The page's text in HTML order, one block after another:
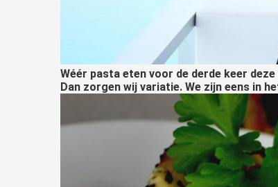
Wéér pasta eten voor de derde keer
Dan zorgen wij variatie. We zijn eens in